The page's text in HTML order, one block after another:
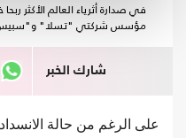
مؤسس شركتي "تسلا" و"سبيس
شارك الخبر
على الرغم من حالة